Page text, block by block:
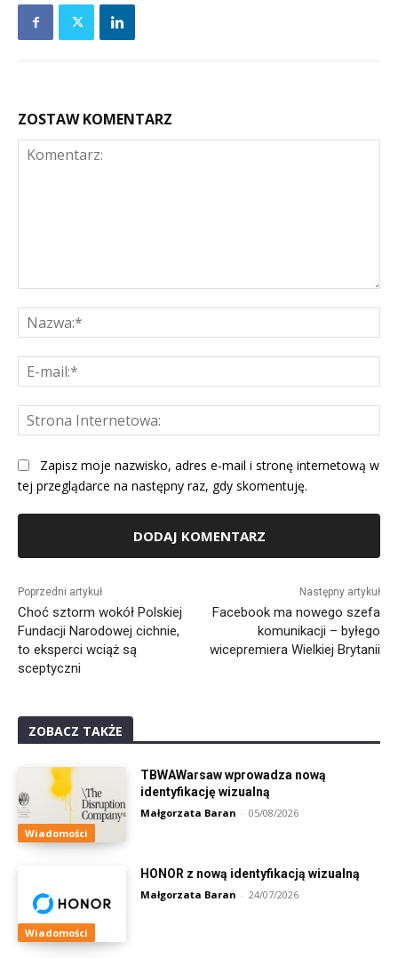
ZOSTAW KOMENTARZ
Zapisz moje nazwisko, adres e-mail i stronę internetową w
tej przeglądarce na następny raz, gdy skomentuję.
Poprzedni artykuł
Choć sztorm wokół Polskiej
Fundacji Narodowej cichnie,
to eksperci wciąż są
sceptyczni
Następny artykuł
Facebook ma nowego szefa
komunikacji – byłego
wicepremiera Wielkiej Brytanii
ZOBACZ TAKŻE
Wiadomości
TBWAWarsaw wprowadza nową
identyfikację wizualną
Małgorzata Baran - 05/08/2026
Wiadomości
HONOR z nową identyfikacją wizualną
Małgorzata Baran - 24/07/2026